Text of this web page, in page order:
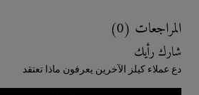
المراجعات (0)
شارك رأيك
دع عملاء كيلز الآخرين يعرفون ماذا تعتقد